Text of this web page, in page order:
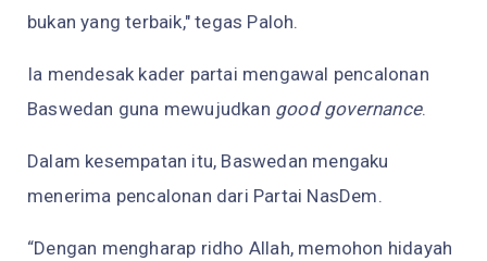
bukan yang terbaik," tegas Paloh.
Ia mendesak kader partai mengawal pencalonan
Baswedan guna mewujudkan good governance.
Dalam kesempatan itu, Baswedan mengaku
menerima pencalonan dari Partai NasDem.
“Dengan mengharap ridho Allah, memohon hidayah